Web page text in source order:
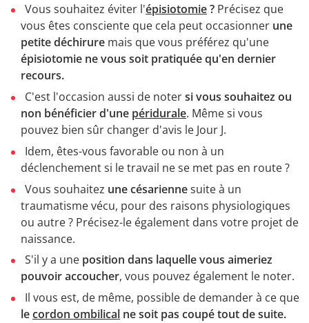
Vous souhaitez éviter l'épisiotomie? Précisez que
vous êtes consciente que cela peut occasionner une
petite déchirure mais que vous préférez qu'une
épisiotomie ne vous soit pratiquée qu'en dernier
recours.
C'est l'occasion aussi de notersi vous souhaitez ou
non bénéficier d'une péridurale. Même si vous
pouvez bien sûr changer d'avis le Jour J.
Idem, êtes-vous favorable ou non à un
déclenchement si le travail ne se met pas en route ?
Vous souhaitez une césariennesuite à un
traumatisme vécu, pour des raisons physiologiques
ou autre ? Précisez-le également dans votre projet de
naissance.
S'il y a une position dans laquelle vous aimeriez
pouvoir accoucher, vous pouvez également le noter.
Il vous est, de même, possible de demander à ce que
lecordon ombilical ne soit pas coupé tout de suite.